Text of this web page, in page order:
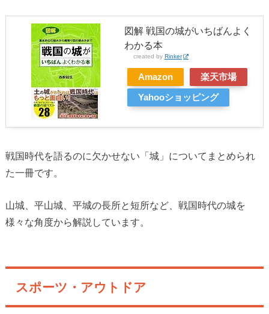
図解 戦国の城がいちばんよく
わかる本
created by Rinker
Amazon 楽天市場
Yahooショッピング
戦国時代を語るのに欠かせない「城」についてまとめられ
た一冊です。
山城、平山城、平城の長所と短所など、戦国時代の城を
様々な角度から解説しています。
スポーツ・アウトドア